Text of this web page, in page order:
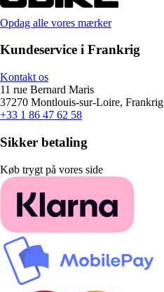
Opdag alle vores mærker
Kundeservice i Frankrig
Kontakt os
11 rue Bernard Maris
37270 Montlouis-sur-Loire, Frankrig
+33 1 86 47 62 58
Sikker betaling
Køb trygt på vores side